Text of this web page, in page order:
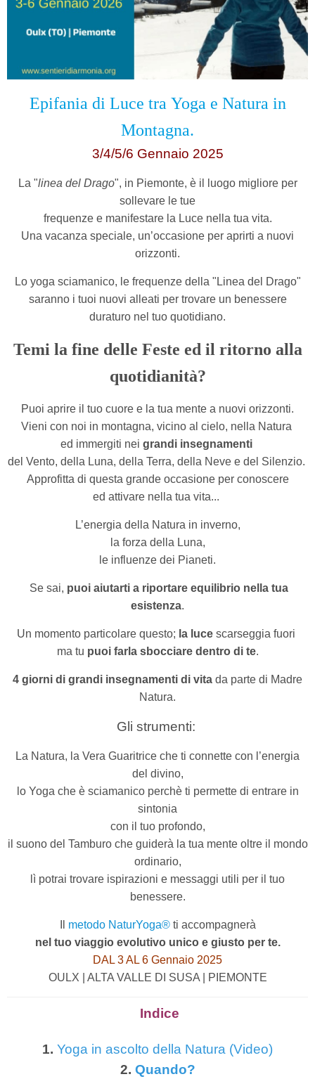
Epifania di Luce tra Yoga e Natura in
Montagna.
3/4/5/6 Gennaio 2025
La "linea del Drago", in Piemonte, è il luogo migliore per
sollevare le tue
frequenze e manifestare la Luce nella tua vita.
Una vacanza speciale, un’occasione per aprirti a nuovi
orizzonti.
Lo yoga sciamanico, le frequenze della "Linea del Drago"
saranno i tuoi nuovi alleati per trovare un benessere
duraturo nel tuo quotidiano.
Temi la fine delle Feste ed il ritorno alla
quotidianità?
Puoi aprire il tuo cuore e la tua mente a nuovi orizzonti.
Vieni con noi in montagna, vicino al cielo, nella Natura
ed immergiti nei grandi insegnamenti
del Vento, della Luna, della Terra, della Neve e del Silenzio.
Approfitta di questa grande occasione per conoscere
ed attivare nella tua vita...
L’energia della Natura in inverno,
la forza della Luna,
le influenze dei Pianeti.
Se sai, puoi aiutarti a riportare equilibrio nella tua
esistenza.
Un momento particolare questo; la luce scarseggia fuori
ma tu puoi farla sbocciare dentro di te.
4 giorni di grandi insegnamenti di vita da parte di Madre
Natura.
Gli strumenti:
La Natura, la Vera Guaritrice che ti connette con l’energia
del divino,
lo Yoga che è sciamanico perchè ti permette di entrare in
sintonia
con il tuo profondo,
il suono del Tamburo che guiderà la tua mente oltre il mondo
ordinario,
lì potrai trovare ispirazioni e messaggi utili per il tuo
benessere.
metodo NaturYoga®ti accompagnerà
nel tuo viaggio evolutivo unico e giusto per te.
DAL 3 AL 6 Gennaio 2025
OULX | ALTA VALLE DI SUSA | PIEMONTE
Indice
1. Yoga in ascolto della Natura (Video)
2. Quando?